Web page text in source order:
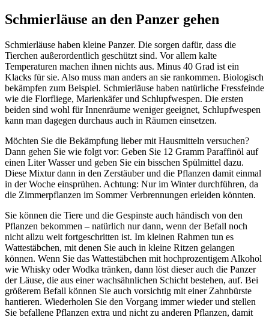
Schmierläuse an den Panzer gehen
Schmierläuse haben kleine Panzer. Die sorgen dafür, dass die
Tierchen außerordentlich geschützt sind. Vor allem kalte
Temperaturen machen ihnen nichts aus. Minus 40 Grad ist ein
Klacks für sie. Also muss man anders an sie rankommen. Biologisch
bekämpfen zum Beispiel. Schmierläuse haben natürliche Fressfeinde
wie die Florfliege, Marienkäfer und Schlupfwespen. Die ersten
beiden sind wohl für Innenräume weniger geeignet, Schlupfwespen
kann man dagegen durchaus auch in Räumen einsetzen.
Möchten Sie die Bekämpfung lieber mit Hausmitteln versuchen?
Dann gehen Sie wie folgt vor: Geben Sie 12 Gramm Paraffinöl auf
einen Liter Wasser und geben Sie ein bisschen Spülmittel dazu.
Diese Mixtur dann in den Zerstäuber und die Pflanzen damit einmal
in der Woche einsprühen. Achtung: Nur im Winter durchführen, da
die Zimmerpflanzen im Sommer Verbrennungen erleiden könnten.
Sie können die Tiere und die Gespinste auch händisch von den
Pflanzen bekommen – natürlich nur dann, wenn der Befall noch
nicht allzu weit fortgeschritten ist. Im kleinen Rahmen tun es
Wattestäbchen, mit denen Sie auch in kleine Ritzen gelangen
können. Wenn Sie das Wattestäbchen mit hochprozentigem Alkohol
wie Whisky oder Wodka tränken, dann löst dieser auch die Panzer
der Läuse, die aus einer wachsähnlichen Schicht bestehen, auf. Bei
größerem Befall können Sie auch vorsichtig mit einer Zahnbürste
hantieren. Wiederholen Sie den Vorgang immer wieder und stellen
Sie befallene Pflanzen extra und nicht zu anderen Pflanzen, damit